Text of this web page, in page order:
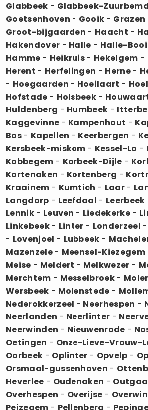
Glabbeek - Glabbeek-
Goetsenhoven - Gooik - Grazen
Groot-bijgaarden - Haacht -
Hakendover - Halle - Halle-
Hamme - Heikruis - Hekelgem -
Herent - Herfelingen - Herne -
- Hoegaarden - Hoeilaart -
Hofstade - Holsbeek -
Huldenberg - Humbeek -
Kaggevinne - Kampenhout -
Bos- Kapellen - Keerbergen -
Kersbeek-miskom - Kessel-Lo -
Kobbegem - Korbeek-Dijle -
Kortenaken - Kortenberg -
Kraainem - Kumtich - Laar -
Langdorp - Leefdaal - Leerbeek
Lennik- Leuven - Liedekerke-
Linkebeek- Linter - Londerzeel -
- Lovenjoel - Lubbeek -
Mazenzele- Meensel-Kiezegem
Meise - Meldert - Melkwezer -
Merchtem - Messelbroek -
Wersbeek - Molenstede -
Nederokkerzeel - Neerhespen -
Neerlanden - Neerlinter -
Neerwinden - Nieuwenrode -
Oetingen - Onze-Lieve-Vrouw-
Oorbeek - Oplinter - Opvelp -
Orsmaal-gussenhoven -
Heverlee - Oudenaken -
Overhespen - Overijse -
Peizegem - Pellenberg -